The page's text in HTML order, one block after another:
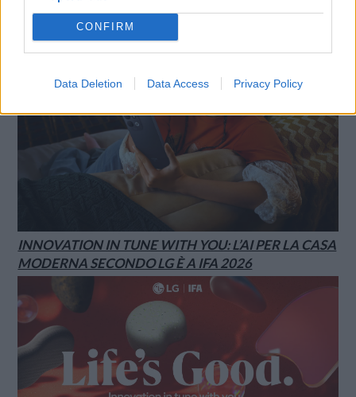
CONFIRM
Data Deletion Data Access Privacy Policy
INNOVATION IN TUNE WITH YOU: L’AI PER LA CASA
MODERNA SECONDO LG È A IFA 2026